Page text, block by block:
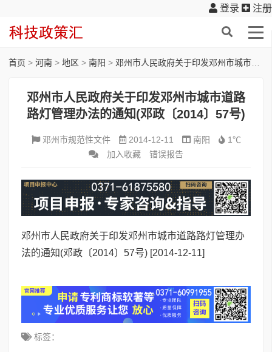
登录 注册
首页 > 河南 > 地区 > 南阳 > 邓州市人民政府关于印发邓州市城市道路路灯管理办法的通知(邓政〔2014〕57号)
邓州市人民政府关于印发邓州市城市道路
路灯管理办法的通知(邓政〔2014〕57号)
邓州市规范性文件 2014-12-11 南阳
1℃
加入收藏
错误报告
邓州市人民政府关于印发邓州市城市道路路灯管理办
法的通知(邓政〔2014〕57号) [2014-12-11]
标签：